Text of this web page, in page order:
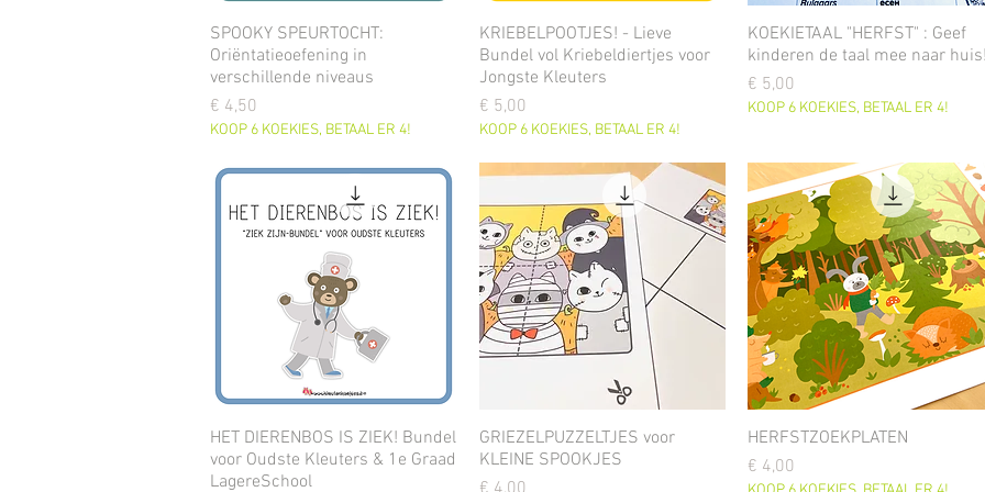
SPOOKY SPEURTOCHT:
Oriëntatieoefening in
verschillende niveaus
Prijs
€ 4,50
KOOP 6 KOEKIES, BETAAL ER 4!
KRIEBELPOOTJES! - Lieve
Bundel vol Kriebeldiertjes voor
Jongste Kleuters
Prijs
€ 5,00
KOOP 6 KOEKIES, BETAAL ER 4!
KOEKIETAAL "HERFST" : Geef
kinderen de taal mee naar huis!
Prijs
€ 5,00
KOOP 6 KOEKIES, BETAAL ER 4!
HET DIERENBOS IS ZIEK! Bundel
voor Oudste Kleuters & 1e Graad
LagereSchool
GRIEZELPUZZELTJES voor
KLEINE SPOOKJES
Prijs
HERFSTZOEKPLATEN
Prijs
€ 4,00